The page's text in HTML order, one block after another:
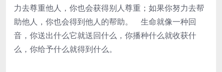
力去尊重他人，你也会获得别人尊重；如果你努力去帮
助他人，你也会得到他人的帮助。 生命就像一种回
音，你送出什么它就送回什么，你播种什么就收获什
么，你给予什么就得到什么。